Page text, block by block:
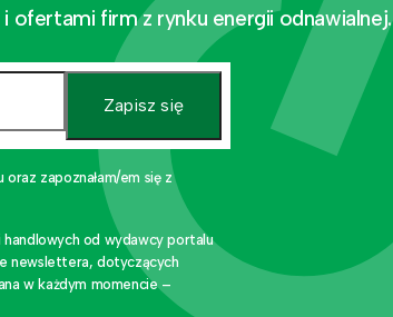
ofertami firm z rynku energii odnawialnej.
Zapisz się
zapoznałam/em się z
od wydawcy portalu
newslettera, dotyczących
w każdym momencie –